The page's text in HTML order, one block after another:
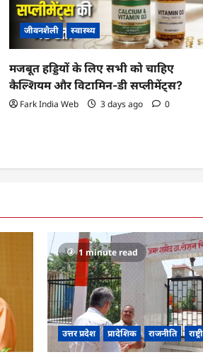
जीवनशैली स्वास्थ्य
मजबूत हड्डियों के लिए सभी को चाहिए
कैल्शियम और विटामिन-डी सप्लीमेंट्स?
Fark India Web 3 days ago 0
1 minute read
उत्तर प्रदेश प्रादेशिक राजनीति